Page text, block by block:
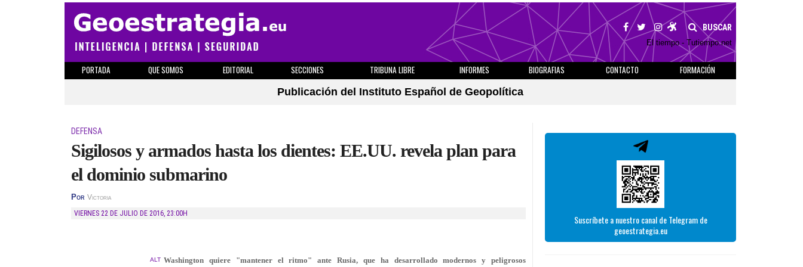
BUSCAR
El tiempo - Tutiempo.net
PORTADA QUE SOMOS EDITORIAL SECCIONES TRIBUNA LIBRE INFORMES BIOGRAFIAS CONTACTO
FORMACIÓN
Publicación del Instituto Español de Geopolítica
DEFENSA
Sigilosos y armados hasta los dientes: EE.UU. revela plan para
el dominio submarino
Por Victoria
VIERNES 22 DE JULIO DE 2016, 23:00H
ALT Washington quiere "mantener el ritmo" ante Rusia, que ha desarrollado modernos y peligrosos
Suscríbete a nuestro canal de Telegram de
geoestrategia.eu